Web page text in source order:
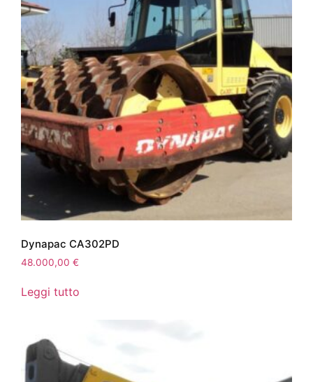
Dynapac CA302PD
48.000,00 €
Leggi tutto